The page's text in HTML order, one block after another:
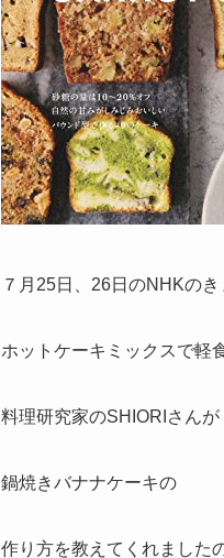
７月25日、26日のNHKの
ホットケーキミックスで軽
料理研究家のSHIORIさんが
鍋焼きバナナケーキの
作り方を教えてくれました